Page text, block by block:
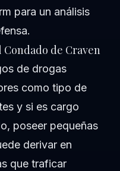
para un análisis
Condado de Craven
de drogas
como tipo de
y si es cargo
poseer pequeñas
derivar en
que traficar